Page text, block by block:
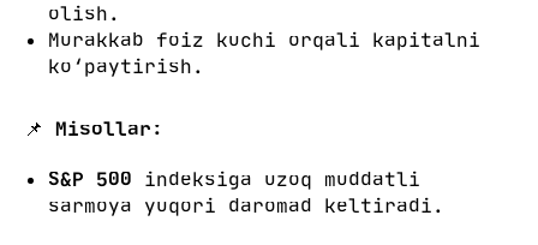
olish.
Murakkab foiz kuchi orqali kapitalni
ko‘paytirish.
📌 Misollar:
S&P 500 indeksiga uzoq muddatli
sarmoya yuqori daromad keltiradi.